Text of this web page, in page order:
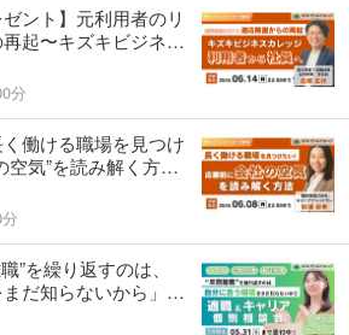
ント】元利用者のリ
起〜キズキビジネス
へ【無料＆期間限
分
く働ける職場を見つけ
空気”を読み解く方法
”を繰り返すのは、
まだ知らないから」キ
サポート！適職＆キ